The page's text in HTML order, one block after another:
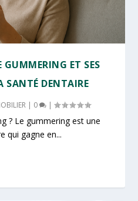
ET SES
SANTÉ DENTAIRE
| 0 |
? Le gummering est une
qui gagne en...